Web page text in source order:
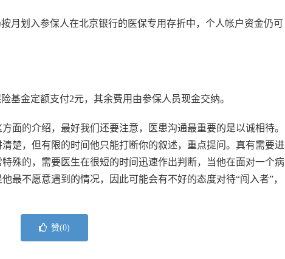
月划入参保人在北京银行的医保专用存折中，个人帐户资金仍可
基金定额支付2元，其余费用由参保人员现金交纳。
方面的介绍，最好我们还要注意，医患沟通最重要的是以诚相待。
楚，但有限的时间他只能打断你的叙述，重点提问。真有需要进
殊的，需要医生在很短的时间迅速作出判断，当他在面对一个病
最不愿意遇到的情况，因此可能会有不好的态度对待“闯入者”，
赞(0)